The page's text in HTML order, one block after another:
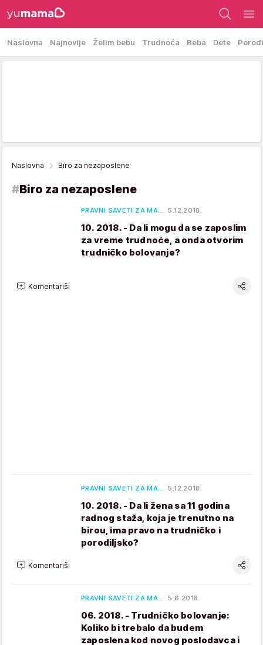
Naslovna Najnovije Želim bebu Trudnoća Beba Dete
Naslovna Biro za nezaposlene
#Biro za nezaposlene
PRAVNI SAVETI ZA MA… 5.12.2018.
10. 2018. - Da li mogu da se zaposlim
za vreme trudnoće, a onda otvorim
trudničko bolovanje?
Komentariši
PRAVNI SAVETI ZA MA… 5.12.2018.
10. 2018. - Da li žena sa 11 godina
radnog staža, koja je trenutno na
birou, ima pravo na trudničko i
porodiljsko?
Komentariši
PRAVNI SAVETI ZA MA… 5.6.2018.
06. 2018. - Trudničko bolovanje:
Koliko bi trebalo da budem
zaposlena kod novog poslodavca i